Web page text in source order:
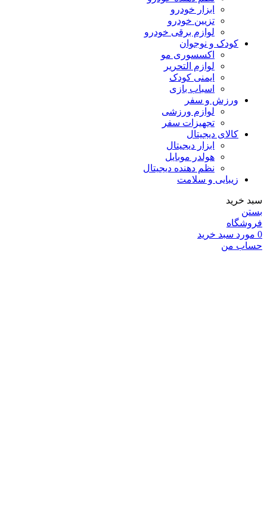
ابزار خودرو
تزیین خودرو
لوازم برقی خودرو
کودک و نوجوان
اکسسوری مو
لوازم التحریر
ایمنی کودک
اسباب بازی
ورزش و سفر
لوازم ورزشی
تجهیزات سفر
کالای دیجیتال
ابزار دیجیتال
هولدر موبایل
نظم دهنده دیجیتال
زیبایی و سلامت
سبد خرید
بستن
فروشگاه
0 مورد سبد خرید
حساب من